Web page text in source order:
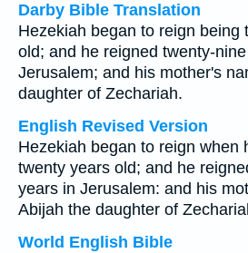
Darby Bible Translation
Hezekiah began to reign being
old; and he reigned twenty-
Jerusalem; and his mother's
daughter of Zechariah.
English Revised Version
Hezekiah began to reign when
twenty years old; and he
years in Jerusalem: and his
Abijah the daughter of
World English Bible